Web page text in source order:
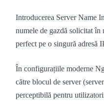
Introducerea Server Name
numele de gazdă solicitat în
perfect pe o singură adresă
În configurațiile moderne
către blocul de server
perceptibilă pentru